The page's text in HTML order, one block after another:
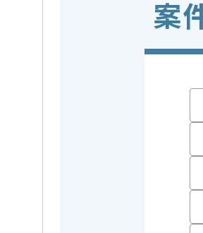
精算
精算
支払
基本週5日の常駐作業を想
※リモート頻度は習熟度や
案